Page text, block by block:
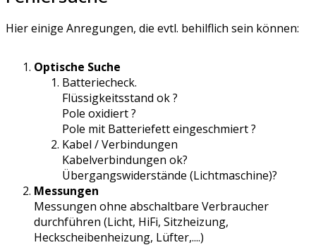
Hier einige Anregungen, die evtl. behilflich sein können:
Optische Suche
Batteriecheck.
Flüssigkeitsstand ok ?
Pole oxidiert ?
Pole mit Batteriefett eingeschmiert ?
Kabel / Verbindungen
Kabelverbindungen ok?
Übergangswiderstände (Lichtmaschine)?
Messungen
Messungen ohne abschaltbare Verbraucher
durchführen (Licht, HiFi, Sitzheizung,
Heckscheibenheizung, Lüfter,....)